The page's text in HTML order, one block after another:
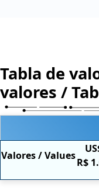
Tabla de
valores /
Valores / Values
R$